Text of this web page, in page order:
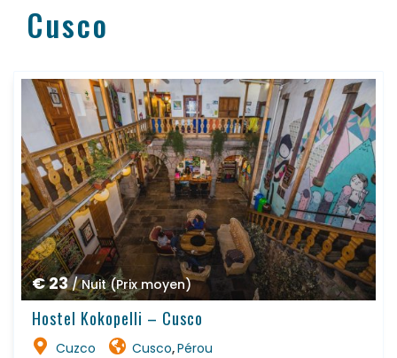
Cusco
€ 23/ Nuit (Prix moyen)
Hostel Kokopelli – Cusco
Cuzco Cusco,Pérou